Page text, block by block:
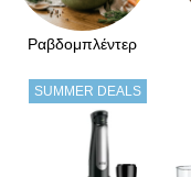
Ραβδομπλέντερ
SUMMER DEALS